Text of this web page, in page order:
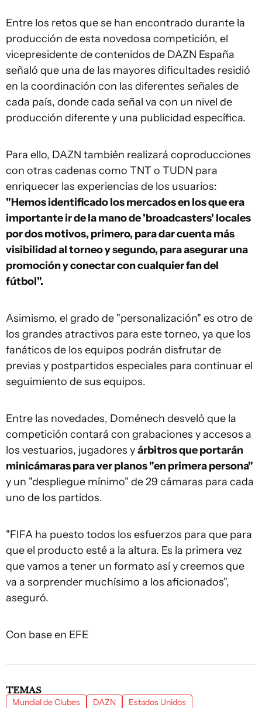
Entre los retos que se han encontrado durante la
producción de esta novedosa competición, el
vicepresidente de contenidos de DAZN España
señaló que una de las mayores dificultades residió
en la coordinación con las diferentes señales de
cada país, donde cada señal va con un nivel de
producción diferente y una publicidad específica.
Para ello, DAZN también realizará coproducciones
con otras cadenas como TNT o TUDN para
enriquecer las experiencias de los usuarios:
"Hemos identificado los mercados en los que era
importante ir de la mano de 'broadcasters' locales
por dos motivos, primero, para dar cuenta más
visibilidad al torneo y segundo, para asegurar una
promoción y conectar con cualquier fan del
fútbol".
Asimismo, el grado de "personalización" es otro de
los grandes atractivos para este torneo, ya que los
fanáticos de los equipos podrán disfrutar de
previas y postpartidos especiales para continuar el
seguimiento de sus equipos.
Entre las novedades, Doménech desveló que la
competición contará con grabaciones y accesos a
los vestuarios, jugadores yárbitros que portarán
minicámaras para ver planos "en primera persona"
y un "despliegue mínimo" de 29 cámaras para cada
uno de los partidos.
"FIFA ha puesto todos los esfuerzos para que para
que el producto esté a la altura. Es la primera vez
que vamos a tener un formato así y creemos que
va a sorprender muchísimo a los aficionados",
aseguró.
Con base en EFE
TEMAS
Mundial de Clubes DAZN Estados Unidos